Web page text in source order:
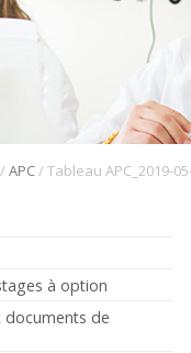
/APC/Tableau APC_2019-
à option
documents de